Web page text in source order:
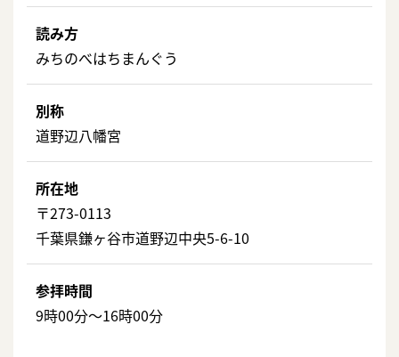
読み方
みちのべはちまんぐう
別称
道野辺八幡宮
所在地
〒273-0113
千葉県鎌ヶ谷市道野辺中央5-6-10
参拝時間
9時00分～16時00分